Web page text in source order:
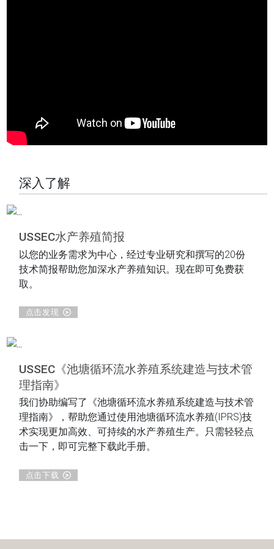
深入了解
USSEC水产养殖简报
以您的业务需求为中心，经过专业研究和撰写的20份
技术简报帮助您加深水产养殖知识。现在即可免费获
取。
点击发现
USSEC《池塘循环流水养殖系统建造与技术管
理指南》
我们协助编写了《池塘循环流水养殖系统建造与技术管
理指南》，帮助您通过使用池塘循环流水养殖(IPRS)技
术实现更加高效、可持续的水产养殖生产。只需轻轻点
击一下，即可完整下载此手册。
点击下载